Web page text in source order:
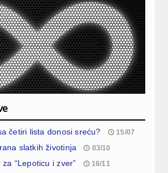
četiri lista donosi sreću? 15/07
slatkih životinja 03/10
“Lepoticu i zver” 16/11